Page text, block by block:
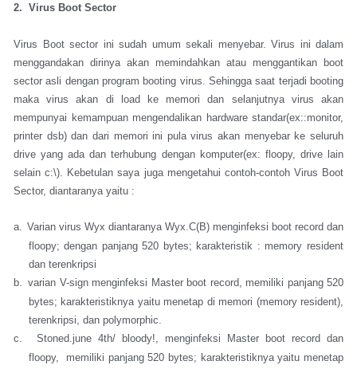
2. Virus Boot Sector
Virus Boot sector ini sudah umum sekali menyebar. Virus ini dalam
menggandakan dirinya akan memindahkan atau menggantikan boot
sector asli dengan program booting virus. Sehingga saat terjadi booting
maka virus akan di load ke memori dan selanjutnya virus akan
mempunyai kemampuan mengendalikan hardware standar(ex::monitor,
printer dsb) dan dari memori ini pula virus akan menyebar ke seluruh
drive yang ada dan terhubung dengan komputer(ex: floopy, drive lain
selain c:\). Kebetulan saya juga mengetahui contoh-contoh Virus Boot
Sector, diantaranya yaitu :
a.
Varian virus Wyx diantaranya Wyx.C(B) menginfeksi boot record dan
floopy; dengan panjang 520 bytes; karakteristik : memory resident
dan terenkripsi
b.
varian V-sign menginfeksi Master boot record, memiliki panjang 520
bytes; karakteristiknya yaitu menetap di memori (memory resident),
terenkripsi, dan polymorphic.
c.
Stoned.june 4th/ bloody!, menginfeksi Master boot record dan
floopy, memiliki panjang 520 bytes; karakteristiknya yaitu menetap